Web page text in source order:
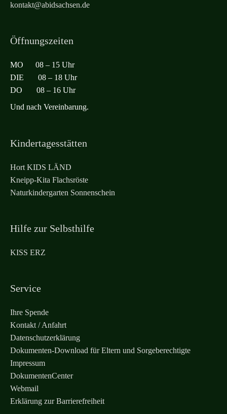
kontakt@abidsachsen.de
Öffnungszeiten
MO 08 – 15 Uhr
DIE 08 – 18 Uhr
DO 08 – 16 Uhr
Und nach Vereinbarung.
Kindertagesstätten
Hort KIDS LÄND
Kneipp-Kita Flachsröste
Naturkindergarten Sonnenschein
Hilfe zur Selbsthilfe
KISS ERZ
Service
Ihre Spende
Kontakt / Anfahrt
Datenschutzerklärung
Dokumenten-Download für Eltern und Sorgeberechtigte
Impressum
DokumentenCenter
Webmail
Erklärung zur Barrierefreiheit